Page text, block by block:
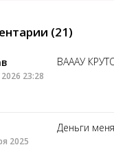
(21)
23:28
ВАААУ
2025
Деньги